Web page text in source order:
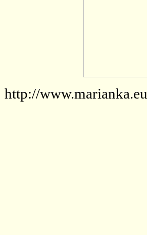
http://www.marianka.eu